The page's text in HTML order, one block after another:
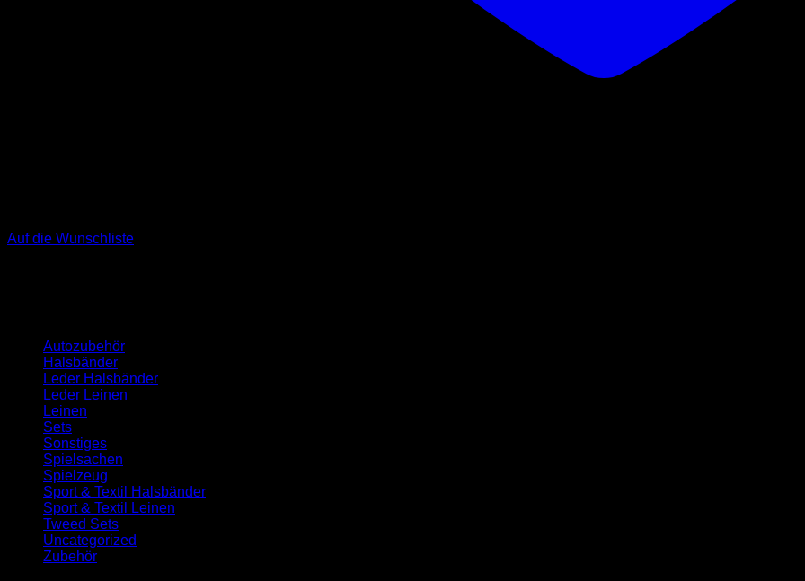
Auf die Wunschliste
Autozubehör
Halsbänder
Leder Halsbänder
Leder Leinen
Leinen
Sets
Sonstiges
Spielsachen
Spielzeug
Sport & Textil Halsbänder
Sport & Textil Leinen
Tweed Sets
Uncategorized
Zubehör